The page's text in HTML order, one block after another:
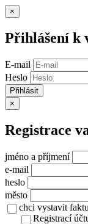
×
Přihlášení k
E-mail
Heslo
Přihlásit
×
Registrace
jméno a příjmení
e-mail
heslo
město
chci vystavit
Registrací